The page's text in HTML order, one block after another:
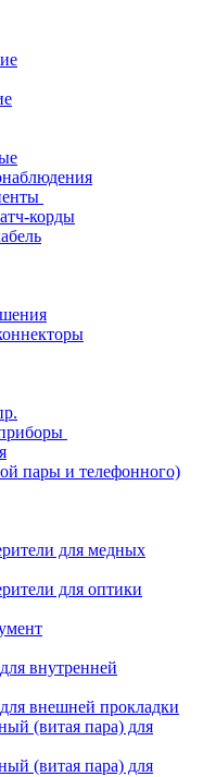
корды
пары и телефонного)
для медных
для оптики
внутренней
внешней прокладки
(витая пара) для
(витая пара) для